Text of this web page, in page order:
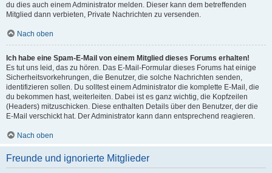
du dies auch einem Administrator melden. Dieser kann dem betreffenden
Mitglied dann verbieten, Private Nachrichten zu versenden.
Nach oben
Ich habe eine Spam-E-Mail von einem Mitglied dieses Forums erhalten!
Es tut uns leid, das zu hören. Das E-Mail-Formular dieses Forums hat einige
Sicherheitsvorkehrungen, die Benutzer, die solche Nachrichten senden,
identifizieren sollen. Du solltest einem Administrator die komplette E-Mail, die
du bekommen hast, weiterleiten. Dabei ist es ganz wichtig, die Kopfzeilen
(Headers) mitzuschicken. Diese enthalten Details über den Benutzer, der die
E-Mail verschickt hat. Der Administrator kann dann entsprechend reagieren.
Nach oben
Freunde und ignorierte Mitglieder